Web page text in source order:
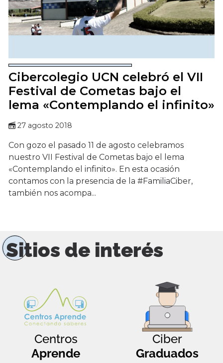
Cibercolegio UCN celebró el VII
Festival de Cometas bajo el
lema «Contemplando el infinito»
27 agosto 2018
Con gozo el pasado 11 de agosto celebramos
nuestro VII Festival de Cometas bajo el lema
«Contemplando el infinito». En esta ocasión
contamos con la presencia de la #FamiliaCiber,
también nos acompa...
Sitios de interés
Centros
Aprende
Ciber
Graduados